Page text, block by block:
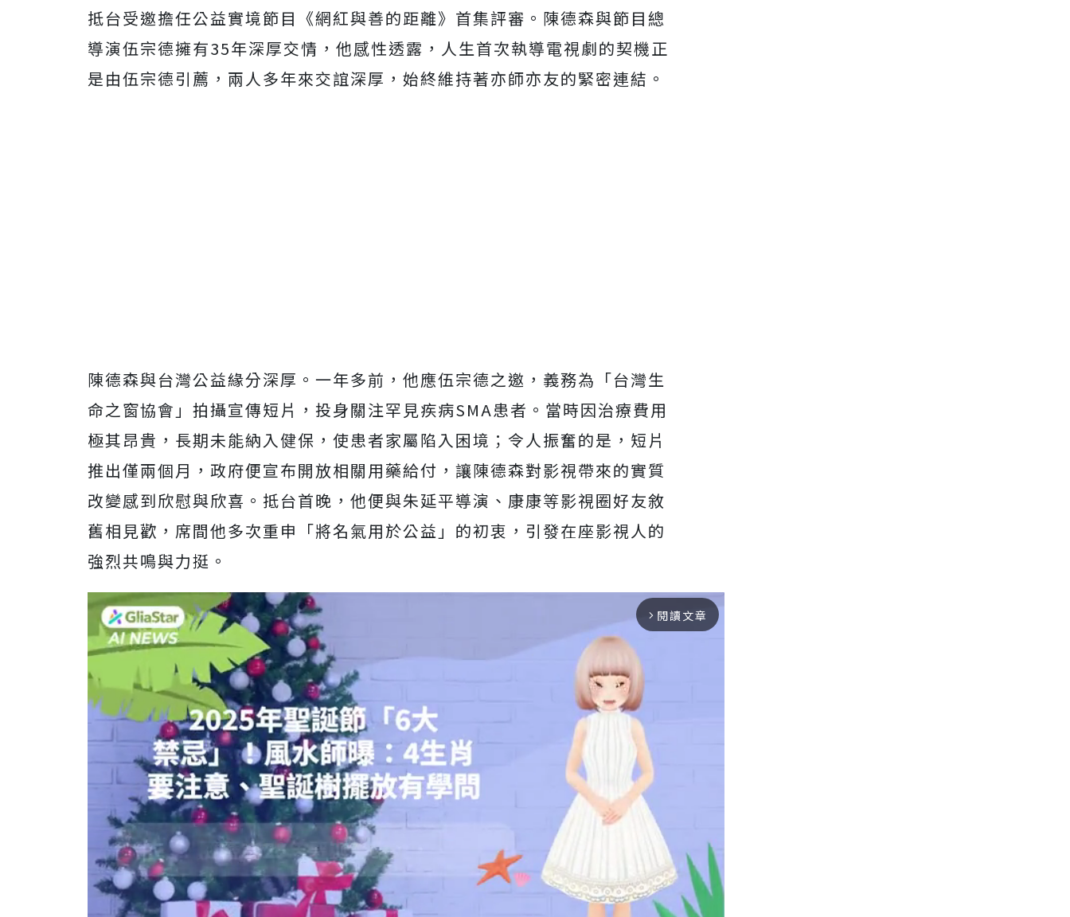
抵台受邀擔任公益實境節目《網紅與善的距離》首集評審。 陳德森與節目總
導演伍宗德擁有35年深厚交情，他感性透露， 人生首次執導電視劇的契機正
是由伍宗德引薦， 兩人多年來交誼深厚，始終維持著亦師亦友的緊密連結。
陳德森與台灣公益緣分深厚。一年多前，他應伍宗德之邀，義務為「台灣生
命之窗協會」拍攝宣傳短片，投身關注罕見疾病SMA患者。 當時因治療費用
極其昂貴，長期未能納入健保， 使患者家屬陷入困境；令人振奮的是，短片
推出僅兩個月， 政府便宣布開放相關用藥給付， 讓陳德森對影視帶來的實質
改變感到欣慰與欣喜。抵台首晚， 他便與朱延平導演、康康等影視圈好友敘
舊相見歡， 席間他多次重申「將名氣用於公益」的初衷， 引發在座影視人的
強烈共鳴與力挺。
arrow_forward_ios 閱讀文章